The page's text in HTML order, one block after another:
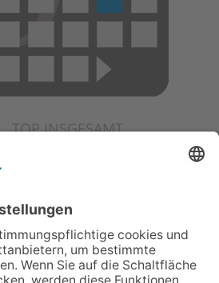
TOP INSGESAMT
Junge Musiker erringen Sieg
beim Mendelssohn-
Wettbewerb
Partnerschaftsverein